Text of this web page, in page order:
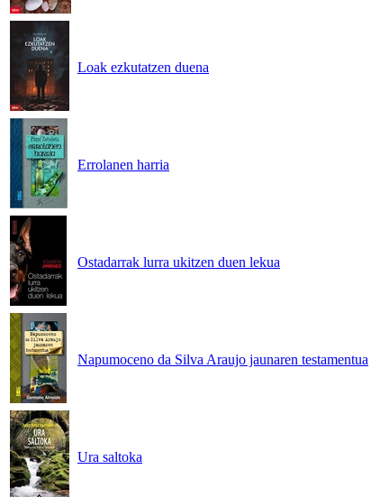
Loak ezkutatzen duena
Errolanen harria
Ostadarrak lurra ukitzen duen lekua
Napumoceno da Silva Araujo jaunaren testamentua
Ura saltoka